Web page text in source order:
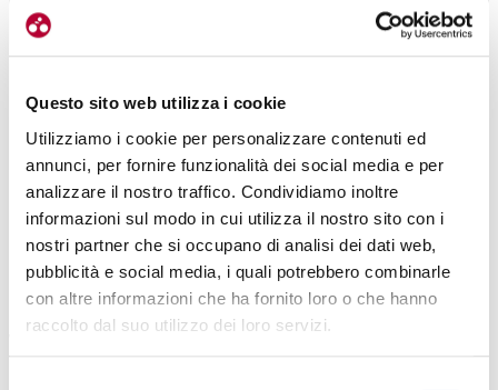
Questo sito web utilizza i cookie
Utilizziamo i cookie per personalizzare contenuti ed
annunci, per fornire funzionalità dei social media e per
analizzare il nostro traffico. Condividiamo inoltre
informazioni sul modo in cui utilizza il nostro sito con i
nostri partner che si occupano di analisi dei dati web,
pubblicità e social media, i quali potrebbero combinarle
con altre informazioni che ha fornito loro o che hanno
raccolto dal suo utilizzo dei loro servizi.
Ecco la versione a pieno carico. Si possono montare borse praticamente
NON TEME IL SOVRACCARICO
Così robusto e capace di districarsi bene sia sugli sterrati